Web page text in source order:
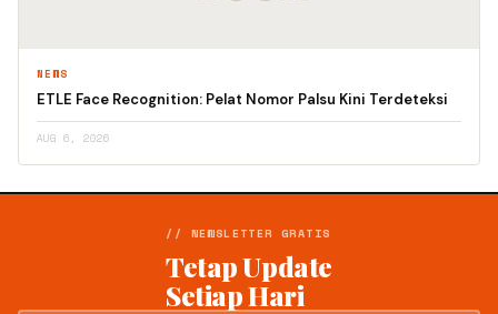
NEWS
ETLE Face Recognition: Pelat Nomor Palsu Kini Terdeteksi
AUG 6, 2026
// NEWSLETTER GRATIS
Tetap Update
Setiap Hari